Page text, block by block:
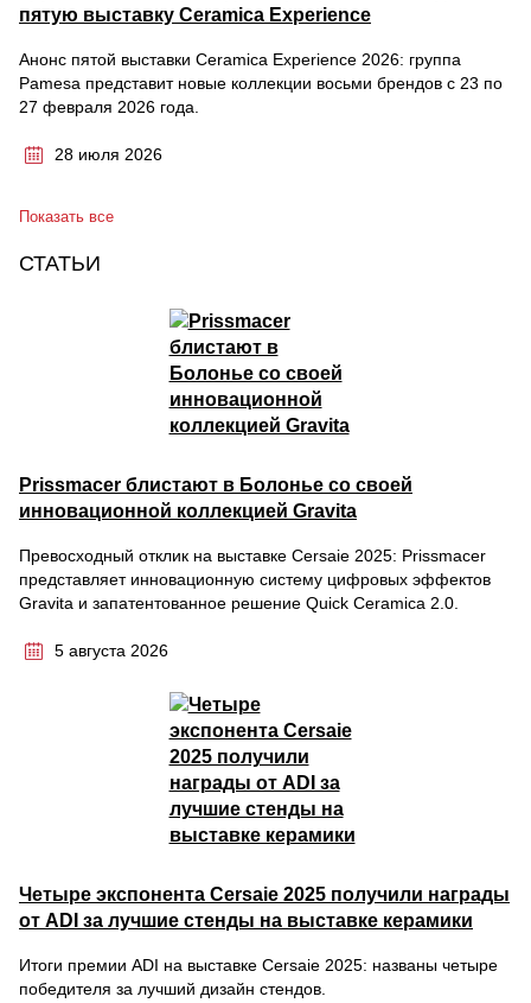
пятую выставку Ceramica Experience
Анонс пятой выставки Ceramica Experience 2026: группа
Pamesa представит новые коллекции восьми брендов с 23 по
27 февраля 2026 года.
28 июля 2026
Показать все
СТАТЬИ
Prissmacer блистают в Болонье со своей
инновационной коллекцией Gravita
Превосходный отклик на выставке Cersaie 2025: Prissmacer
представляет инновационную систему цифровых эффектов
Gravita и запатентованное решение Quick Ceramica 2.0.
5 августа 2026
Четыре экспонента Cersaie 2025 получили награды
от ADI за лучшие стенды на выставке керамики
Итоги премии ADI на выставке Cersaie 2025: названы четыре
победителя за лучший дизайн стендов.